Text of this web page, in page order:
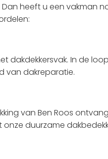
heeft u een vakman
dakdekkersvak. In de
van dakreparatie.
van Ben Roos
duurzame